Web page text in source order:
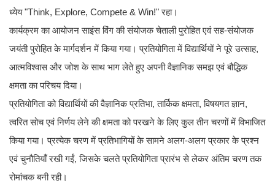
ध्येय "Think, Explore, Compete & Win!" रहा।
कार्यक्रम का आयोजन साइंस विंग की संयोजक चेताली पुरोहित एवं सह-संयोजक
जयंती पुरोहित के मार्गदर्शन में किया गया। प्रतियोगिता में विद्यार्थियों ने पूरे उत्साह,
आत्मविश्वास और जोश के साथ भाग लेते हुए अपनी वैज्ञानिक समझ एवं बौद्धिक
क्षमता का परिचय दिया।
प्रतियोगिता को विद्यार्थियों की वैज्ञानिक प्रतिभा, तार्किक क्षमता, विषयगत ज्ञान,
त्वरित सोच एवं निर्णय लेने की क्षमता को परखने के लिए कुल तीन चरणों में विभाजित
किया गया। प्रत्येक चरण में प्रतिभागियों के सामने अलग-अलग प्रकार के प्रश्न
एवं चुनौतियाँ रखी गईं, जिसके चलते प्रतियोगिता प्रारंभ से लेकर अंतिम चरण तक
रोमांचक बनी रही।